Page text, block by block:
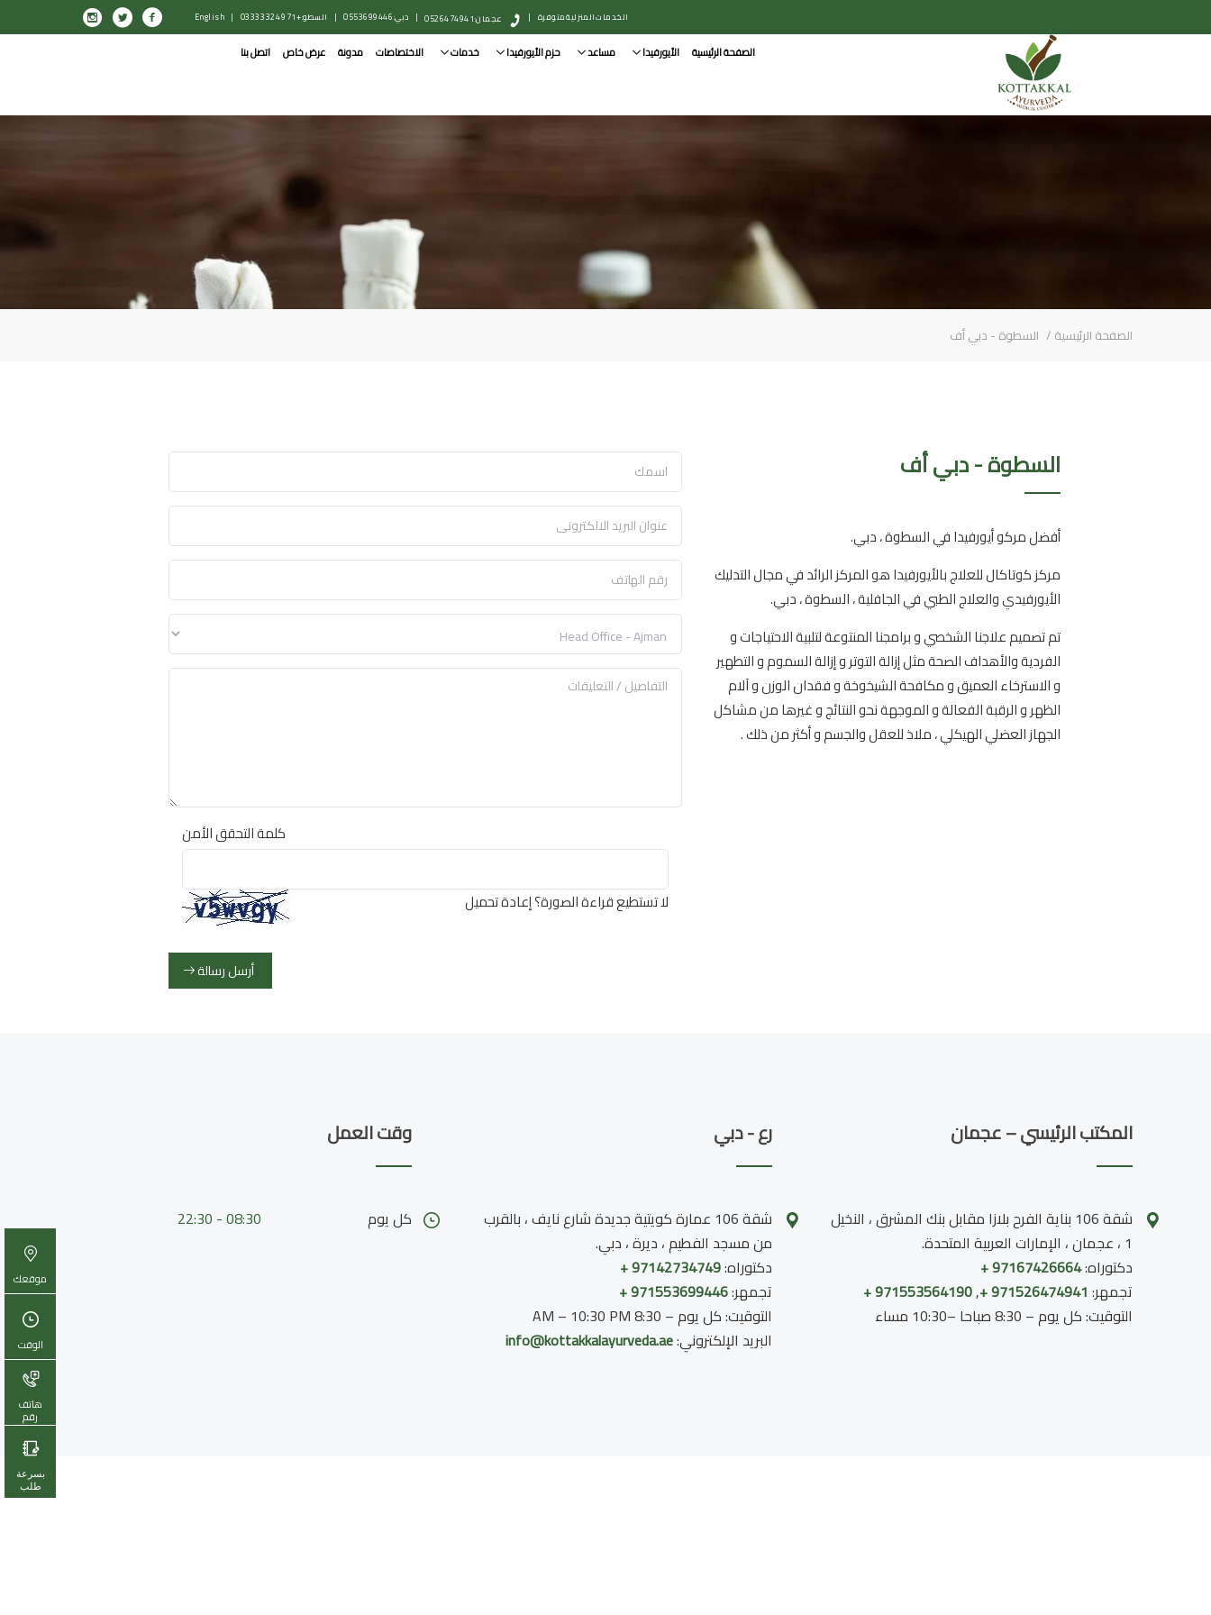
الخدمات المنزلية متوفرة | عجمان: 0526474941 | دبي: 0553699446 | السطو: +971 4 332 0333 |
English
الصفحة الرئيسية الأيورفيدا مساعد حزم الأيورفيدا خدمات الاختصاصات مدونة عرض خاص اتصل بنا
موقعك
الوقت
هاتف
رقم
بسرعة
طلب
الصفحة الرئيسية السطوة - دبي أف
السطوة - دبي أف
أفضل مركو أيورفيدا في السطوة ، دبي.
مركز كوتاكال للعلاج بالأيورفيدا هو المركز الرائد في مجال التدليك
الأيورفيدي والعلاج الطبي في الجافلية ، السطوة ، دبي.
تم تصميم علاجنا الشخصي و برامجنا المنتوعة لتلبية الاحتياجات و
الفردية والأهداف الصحة مثل إزالة التوتر و إزالة السموم و التطهير
و الاسترخاء العميق و مكافحة الشيخوخة و فقدان الوزن و آلام
الظهر و الرقبة الفعالة و الموجهة نحو النتائج و غيرها من مشاكل
الجهاز العضلي الهيكلي ، ملاذ للعقل والجسم و أكثر من ذلك .
كلمة التحقق الأمن
لا تستطيع قراءة الصورة؟إعادة تحميل
أرسل رسالة
المكتب الرئيسي – عجمان
شقة 106 بناية الفرح بلازا مقابل بنك المشرق ، النخيل
1 ، عجمان ، الإمارات العربية المتحدة.
دكتوراه:97167426664 +
تجمهر: 971526474941 +
,
971553564190 +
التوقيت: كل يوم – 8:30 صباحا –10:30 مساء
رع - دبي
شقة 106 عمارة كويتية جديدة شارع نايف ، بالقرب
من مسجد الفطيم ، ديرة ، دبي.
دكتوراه:97142734749 +
تجمهر:971553699446 +
التوقيت: كل يوم – 8:30 AM – 10:30 PM
البريد الإلكتروني:info@kottakkalayurveda.ae
وقت العمل
كل يوم 08:30 - 22:30